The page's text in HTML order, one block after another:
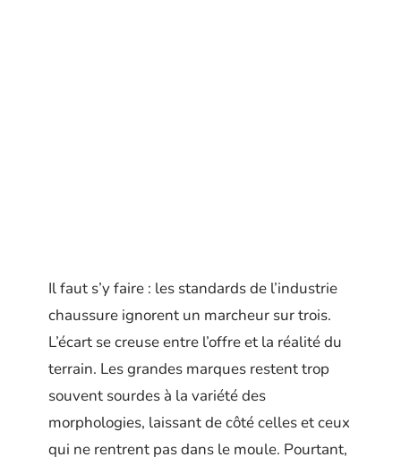
Il faut s’y faire : les standards de l’industrie
chaussure ignorent un marcheur sur trois.
L’écart se creuse entre l’offre et la réalité du
terrain. Les grandes marques restent trop
souvent sourdes à la variété des
morphologies, laissant de côté celles et ceux
qui ne rentrent pas dans le moule. Pourtant,